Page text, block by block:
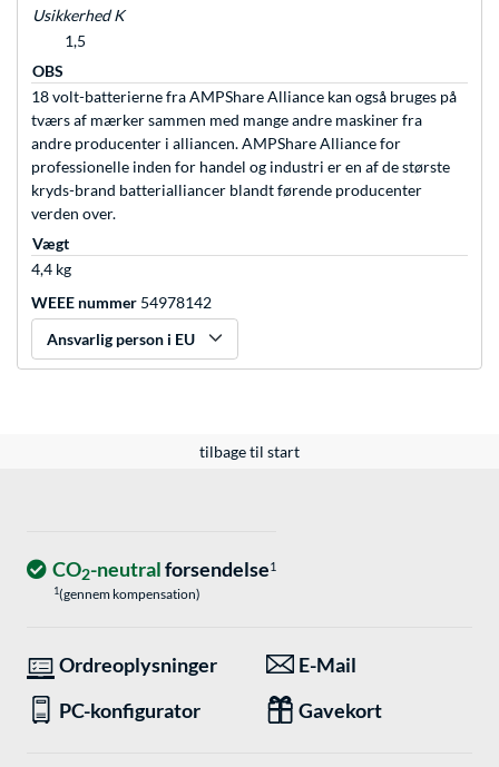
Usikkerhed K
1,5
OBS
18 volt-batterierne fra AMPShare Alliance kan også bruges på
tværs af mærker sammen med mange andre maskiner fra
andre producenter i alliancen. AMPShare Alliance for
professionelle inden for handel og industri er en af de største
kryds-brand batterialliancer blandt førende producenter
verden over.
Vægt
4,4 kg
WEEE nummer 54978142
Ansvarlig person i EU
tilbage til start
CO2-neutralforsendelse1
1(gennem kompensation)
Ordreoplysninger
E-Mail
PC-konfigurator
Gavekort